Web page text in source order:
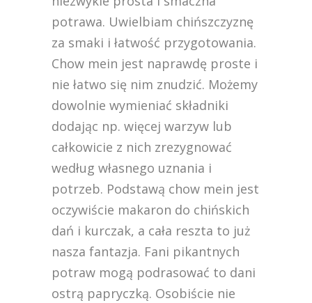
potrawa. Uwielbiam chińszczyznę
za smaki i łatwość przygotowania.
Chow mein jest naprawdę proste i
nie łatwo się nim znudzić. Możemy
dowolnie wymieniać składniki
dodając np. więcej warzyw lub
całkowicie z nich zrezygnować
według własnego uznania i
potrzeb. Podstawą chow mein jest
oczywiście makaron do chińskich
dań i kurczak, a cała reszta to już
nasza fantazja. Fani pikantnych
potraw mogą podrasować to dani
ostrą papryczką. Osobiście nie